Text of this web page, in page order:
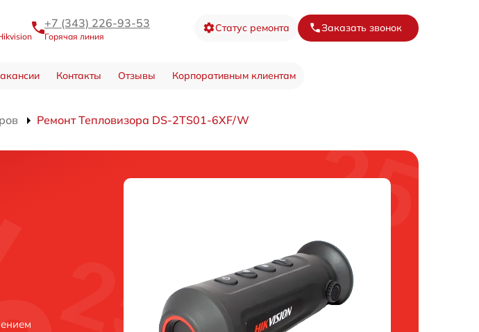
+7 (343) 226-93-53
Горячая линия
Статус ремонта Заказать звонок
Контакты Отзывы Корпоративным клиентам
Ремонт Тепловизора DS-2TS01-6XF/W